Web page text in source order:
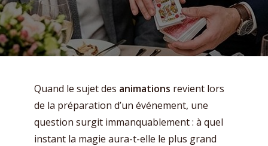
Quand le sujet des animations revient lors
de la préparation d’un événement, une
question surgit immanquablement : à quel
instant la magie aura-t-elle le plus grand